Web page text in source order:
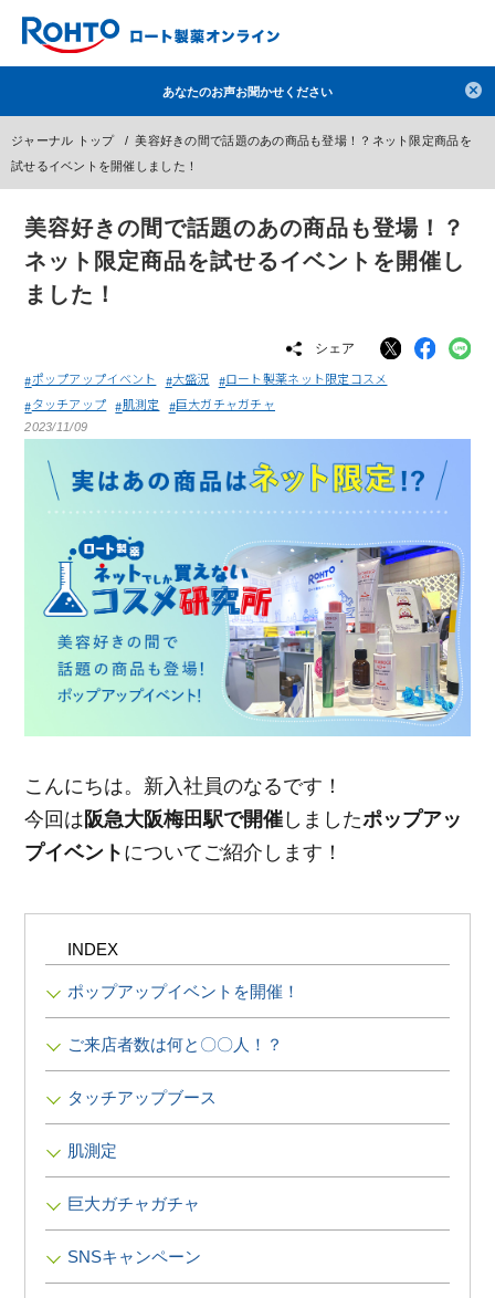
ロートV5
アゼライン酸 ハイドロキノン レチノール
セノビック SKIO
洗顔 数量限定
ブランドから探す
注目の商品 を見る
ポイント交換品 を見る
検索
ログイン / 新規会員登録
サプリメント・食品
∟ 美容サプリメント
∟ スキンケア
医薬品・目薬
その他
お悩み・用途から探す
お得にお買い物
おトクなロート定期便
読みもの
スタッフのお気に入り
新着情報
医薬品の販売に関する表示
特定商取引に関する法律に基づく表記
ご利用環境
あなたのお声お聞かせください
ジャーナル トップ
美容好きの間で話題のあの商品も登場！？ネット限定商品を
試せるイベントを開催しました！
美容好きの間で話題のあの商品も登場！？
ネット限定商品を試せるイベントを開催し
ました！
シェア
ポップアップイベント 大盛況
ロート製薬ネット限定コスメ
タッチアップ
肌測定 巨大ガチャガチャ
2023/11/09
こんにちは。新入社員のなるです！
今回は 阪急大阪梅田駅で開催 しましたポップアッ
プイベント についてご紹介します！
INDEX
ポップアップイベントを開催！
ご来店者数は何と〇〇人！？
タッチアップブース
肌測定
巨大ガチャガチャ
SNSキャンペーン